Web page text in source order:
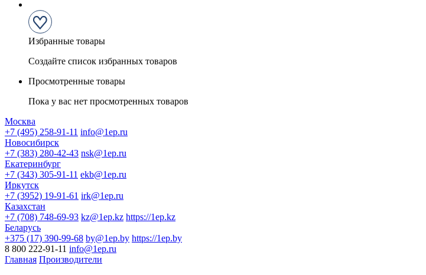
Избранные товары
Создайте список избранных товаров
Просмотренные товары
Пока у вас нет просмотренных товаров
Москва
+7 (495) 258-91-11 info@1ep.ru
Новосибирск
+7 (383) 280-42-43 nsk@1ep.ru
Екатеринбург
+7 (343) 305-91-11 ekb@1ep.ru
Иркутск
+7 (3952) 19-91-61 irk@1ep.ru
Казахстан
+7 (708) 748-69-93 kz@1ep.kz https://1ep.kz
Беларусь
+375 (17) 390-99-68 by@1ep.by https://1ep.by
8 800 222-91-11 info@1ep.ru
Главная Производители